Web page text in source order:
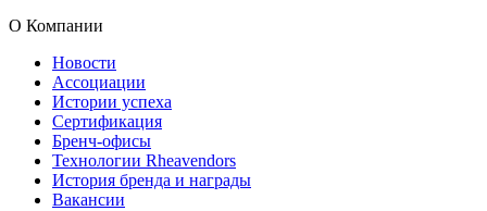
О Компании
Новости
Ассоциации
Истории успеха
Сертификация
Бренч-офисы
Технологии Rheavendors
История бренда и награды
Вакансии